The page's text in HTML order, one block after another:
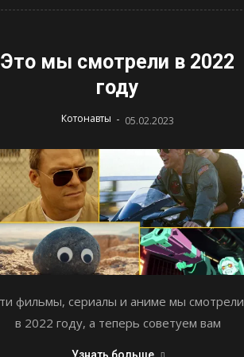
Это мы смотрели в 2022
году
Котонавты - 05.02.2023
фильмы, сериалы и аниме мы смотрели
в 2022 году, а теперь советуем вам